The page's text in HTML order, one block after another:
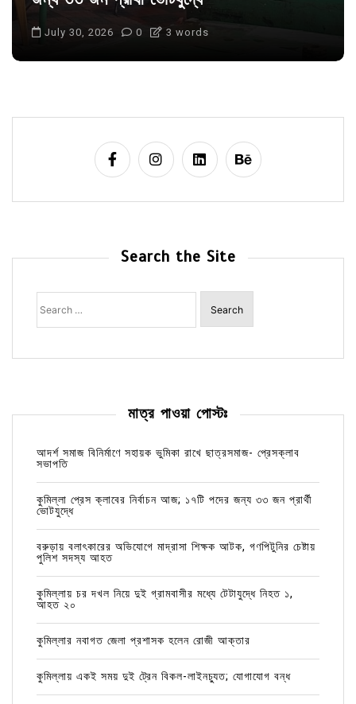
July 30, 2026 0 3 words
Search the Site
Search
for:
মাত্র পাওয়া পোস্টঃ
আদর্শ সমাজ বিনির্মাণে সহায়ক ভুমিকা রাখে ছাত্রসমাজ- প্রেসক্লাব
সভাপতি
কুমিল্লা প্রেস ক্লাবের নির্বাচন আজ; ১৭টি পদের জন্য ৩৩ জন প্রার্থী
ভোটযুদ্ধে
বরুড়ায় বলাৎকারের অভিযোগে মাদ্রাসা শিক্ষক আটক, গণপিটুনির চেষ্টায়
পুলিশ সদস্য আহত
কুমিল্লায় চর দখল নিয়ে দুই গ্রামবাসীর মধ্যে টেটাযুদ্ধে নিহত ১,
আহত ২০
কুমিল্লার নবাগত জেলা প্রশাসক হলেন রোজী আক্তার
কুমিল্লায় একই সময় দুই ট্রেন বিকল-লাইনচ্যুত; যোগাযোগ বন্ধ